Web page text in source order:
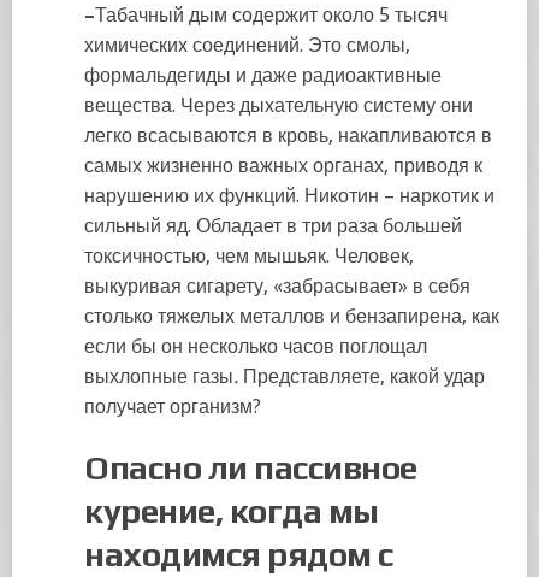
–Табачный дым содержит около 5 тысяч
химических соединений. Это смолы,
формальдегиды и даже радиоактивные
вещества. Через дыхательную систему они
легко всасываются в кровь, накапливаются в
самых жизненно важных органах, приводя к
нарушению их функций. Никотин – наркотик и
сильный яд. Обладает в три раза большей
токсичностью, чем мышьяк. Человек,
выкуривая сигарету, «забрасывает» в себя
столько тяжелых металлов и бензапирена, как
если бы он несколько часов поглощал
выхлопные газы. Представляете, какой удар
получает организм?
Опасно ли пассивное
курение, когда мы
находимся рядом с